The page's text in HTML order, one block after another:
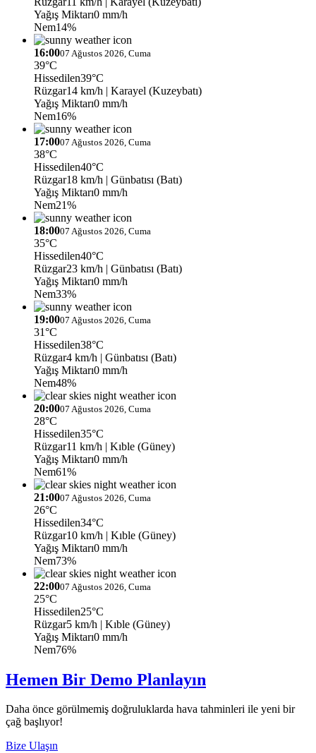
Yağış Miktarı0 mm/h
Nem14%
16:0007 Ağustos 2026, Cuma
39°C
Hissedilen39°C
Rüzgar14 km/h | Karayel (Kuzeybatı)
Yağış Miktarı0 mm/h
Nem16%
17:0007 Ağustos 2026, Cuma
38°C
Hissedilen40°C
Rüzgar18 km/h | Günbatısı (Batı)
Yağış Miktarı0 mm/h
Nem21%
18:0007 Ağustos 2026, Cuma
35°C
Hissedilen40°C
Rüzgar23 km/h | Günbatısı (Batı)
Yağış Miktarı0 mm/h
Nem33%
19:0007 Ağustos 2026, Cuma
31°C
Hissedilen38°C
Rüzgar4 km/h | Günbatısı (Batı)
Yağış Miktarı0 mm/h
Nem48%
20:0007 Ağustos 2026, Cuma
28°C
Hissedilen35°C
Rüzgar11 km/h | Kıble (Güney)
Yağış Miktarı0 mm/h
Nem61%
21:0007 Ağustos 2026, Cuma
26°C
Hissedilen34°C
Rüzgar10 km/h | Kıble (Güney)
Yağış Miktarı0 mm/h
Nem73%
22:0007 Ağustos 2026, Cuma
25°C
Hissedilen25°C
Rüzgar5 km/h | Kıble (Güney)
Yağış Miktarı0 mm/h
Nem76%
Hemen Bir Demo Planlayın
Daha önce görülmemiş doğruluklarda hava tahminleri ile yeni bir
çağ başlıyor!
Bize Ulaşın